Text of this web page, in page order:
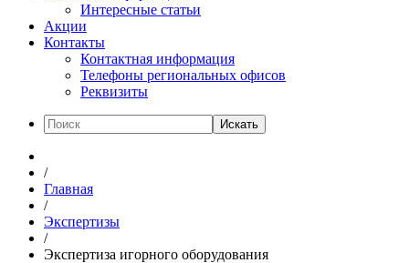
Интересные статьи
Акции
Контакты
Контактная информация
Телефоны региональных офисов
Реквизиты
Искать
/
Главная
/
Экспертизы
/
Экспертиза игорного оборудования